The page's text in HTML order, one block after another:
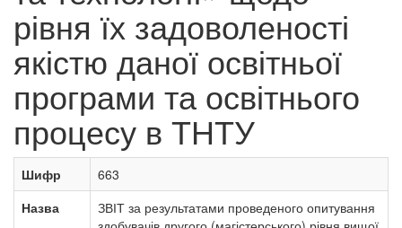
рівня їх задоволеності
якістю даної освітньої
програми та освітнього
процесу в ТНТУ
Шифр
663
Назва
ЗВІТ за результатами проведеного опитування